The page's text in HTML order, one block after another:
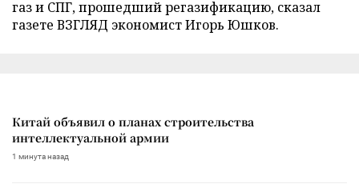
газ и СПГ, прошедший регазификацию, сказал
газете ВЗГЛЯД экономист Игорь Юшков.
Китай объявил о планах строительства
интеллектуальной армии
1 минута назад